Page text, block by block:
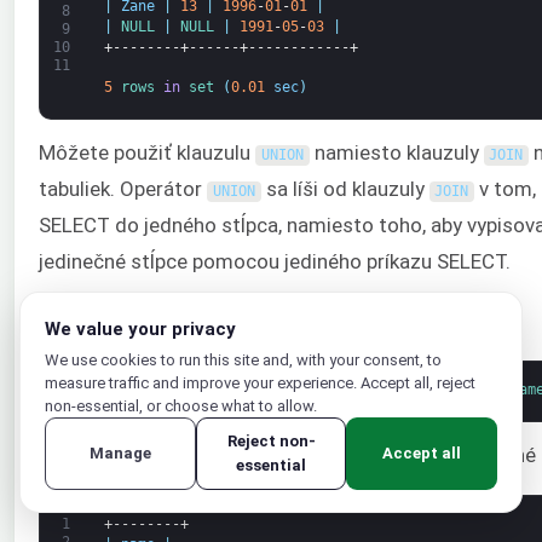
8
9
10
11
Zane 13 1996-01-01
NULL NULL 1991-05-03
+--------+------+------------+
5 rows in set (0.01 sec)
Môžete použiť klauzulu UNION namiesto klauzuly JOIN
tabuliek. Operátor
UNION sa líši od klauzuly JOIN
v tom,
SELECT do jedného stĺpca, namiesto toho, aby
jedinečné stĺpce pomocou jediného príkazu SELECT.
Tento dopyt môžete spustiť na ilustráciu:
1 mysql> SELECT name FROM celebration UNION SELECT
Dopyt odstráni duplicitné záznamy. Toto je
1
+--------+
We value your privacy
We use cookies to run this site and, with your consent, to
measure traffic and improve your experience. Accept all, reject
non-essential, or choose what to allow.
Manage
Reject non-
essential
Accept all